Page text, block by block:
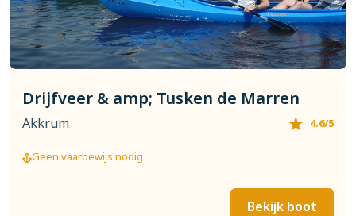
Drijfveer & amp; Tusken de Marren
Akkrum 4.6/5
Geen vaarbewijs nodig
Bekijk boot